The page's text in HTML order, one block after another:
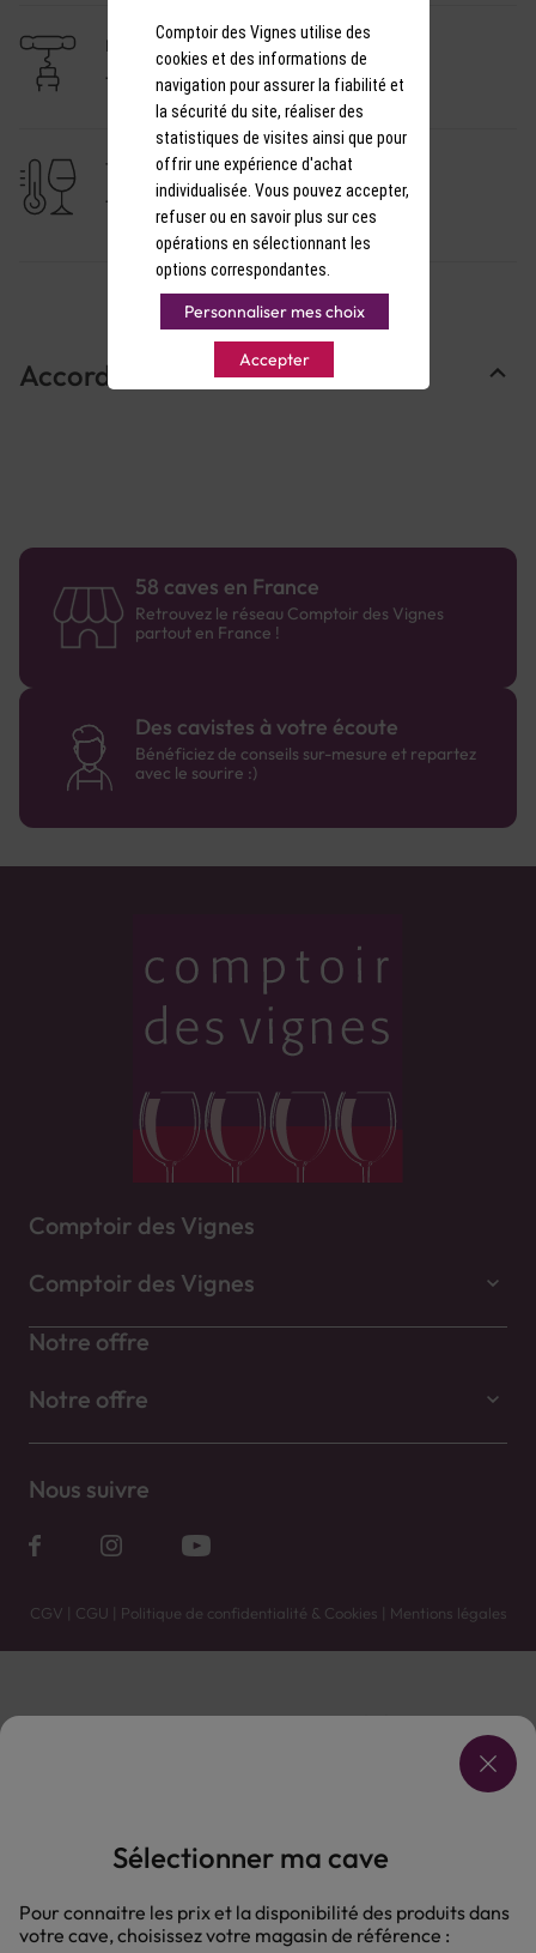
NIVEAU DE GARDE
1 à 3 ans
TEMPÉRATURE DE SERVICE
11-12°C
Accords Mets & Vins
58 caves en France
Retrouvez le réseau Comptoir des Vignes
partout en France !
Des cavistes à votre écoute
Bénéficiez de conseils sur-mesure et repartez
avec le sourire :)
Comptoir des Vignes
Comptoir des Vignes
Notre offre
Notre offre
Nous suivre
CGV | CGU | Politique de confidentialité & Cookies | Mentions légales
Vente uniquement en caves. Contactez votre caviste pour plus de renseignements.
L'ABUS D'ALCOOL EST DANGEREUX POUR LA SANTÉ, À CONSOMMER AVEC MODÉRATION.
Comptoir des Vignes utilise des
cookies et des informations de
navigation pour assurer la fiabilité et
la sécurité du site, réaliser des
statistiques de visites ainsi que pour
offrir une expérience d'achat
individualisée. Vous pouvez accepter,
refuser ou en savoir plus sur ces
opérations en sélectionnant les
options correspondantes.
Personnaliser mes choix
Accepter
Sélectionner ma cave
Pour connaitre les prix et la disponibilité des produits dans
votre cave, choisissez votre magasin de référence :